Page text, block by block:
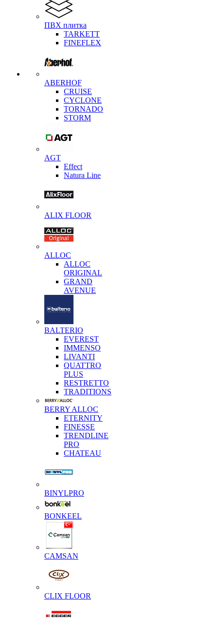
ПВХ плитка
TARKETT
FINEFLEX
ABERHOF
CRUISE
CYCLONE
TORNADO
STORM
AGT
Effect
Natura Line
ALIX FLOOR
ALLOC
ALLOC
ORIGINAL
GRAND
AVENUE
BALTERIO
EVEREST
IMMENSO
LIVANTI
QUATTRO
PLUS
RESTRETTO
TRADITIONS
BERRY ALLOC
ETERNITY
FINESSE
TRENDLINE
PRO
CHATEAU
BINYLPRO
BONKEEL
CAMSAN
CLIX FLOOR